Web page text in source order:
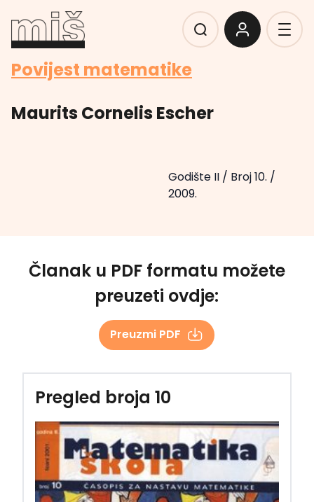
Povijest matematike
Maurits Cornelis Escher
Godište II/ Broj 10. /
2009.
Članak u PDF formatu možete
preuzeti ovdje:
Preuzmi PDF
Pregled broja 10